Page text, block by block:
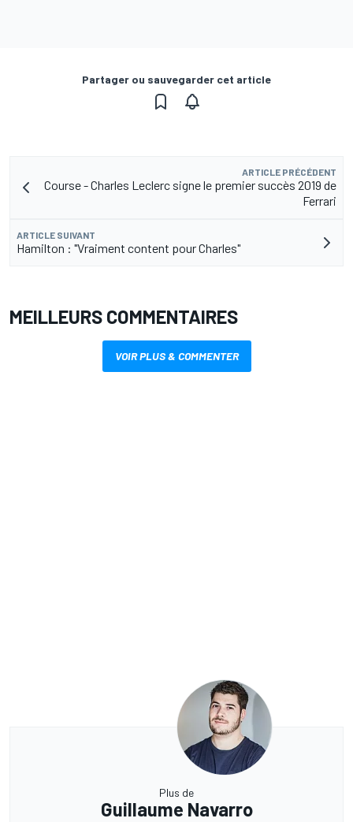
Partager ou sauvegarder cet article
ARTICLE PRÉCÉDENT
Course - Charles Leclerc signe le premier succès 2019 de
Ferrari
ARTICLE SUIVANT
Hamilton : "Vraiment content pour Charles"
MEILLEURS COMMENTAIRES
VOIR PLUS & COMMENTER
Plus de
Guillaume Navarro